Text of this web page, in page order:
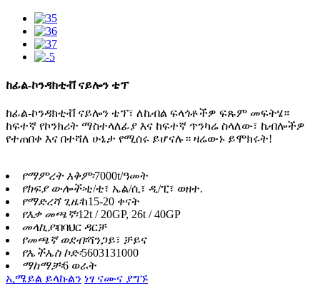
ከፊል-ኮንዳክቲቭ ናይሎን ቴፕ
ከፊል-ኮንዳክቲቭ ናይሎን ቴፕ፣ ለኬብል ፍላጎቶችዎ ፍጹም መፍትሄ።
ከፍተኛ የኮንክሪት ማስተላለፊያ እና ከፍተኛ ጥንካሬ ስላለው፣ ኬብሎችዎ
የተጠበቀ እና በተሻለ ሁኔታ የሚሰሩ ይሆናሉ። ዛሬውኑ ይሞክሩት!
የማምረት አቅም፡7000t/ዓመት
የክፍያ ውሎች፡ቲ/ቲ፣ ኤል/ሲ፣ ዲ/ፒ፣ ወዘተ.
የማድረሻ ጊዜ፡ከ15-20 ቀናት
የእቃ መጫኛ፡12t / 20GP, 26t / 40GP
መላኪያ፡በባህር ዳርቻ
የመጫኛ ወደብ፡ሻንጋይ፣ ቻይና
የኤችኤስ ኮድ፡5603131000
ማከማቻ፡6 ወራት
ኢሜይል ይላኩልን ነፃ ናሙና ያግኙ